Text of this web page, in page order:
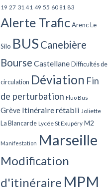
19 27 31 41 49 55 60 81 83
Alerte Trafic Arenc Le
Silo BUS Canebière
Bourse Castellane Difficultés de
circulation Déviation Fin
de perturbation Fluo Bus
Grève Itinéraire rétabli Joliette
La Blancarde Lycée St Exupéry M2
Manifestation Marseille
Modification
d'itinéraire MPM